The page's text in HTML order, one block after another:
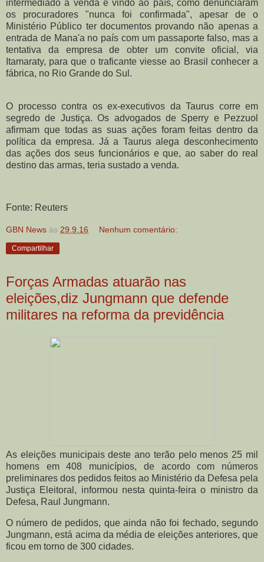
intermediado a venda e vindo ao país, como denunciaram
os procuradores "nunca foi confirmada", apesar de o
Ministério Público ter documentos provando não apenas a
entrada de Mana'a no país com um passaporte falso, mas a
tentativa da empresa de obter um convite oficial, via
Itamaraty, para que o traficante viesse ao Brasil conhecer a
fábrica, no Rio Grande do Sul.
O processo contra os ex-executivos da Taurus corre em
segredo de Justiça. Os advogados de Sperry e Pezzuol
afirmam que todas as suas ações foram feitas dentro da
política da empresa. Já a Taurus alega desconhecimento
das ações dos seus funcionários e que, ao saber do real
destino das armas, teria sustado a venda.
Fonte: Reuters
GBN News às 29.9.16 Nenhum comentário:
Compartilhar
Forças Armadas atuarão nas
eleições,diz Jungmann que defende
militares na reforma da previdência
As eleições municipais deste ano terão pelo menos 25 mil
homens em 408 municípios, de acordo com números
preliminares dos pedidos feitos ao Ministério da Defesa pela
Justiça Eleitoral, informou nesta quinta-feira o ministro da
Defesa, Raul Jungmann.
O número de pedidos, que ainda não foi fechado, segundo
Jungmann, está acima da média de eleições anteriores, que
ficou em torno de 300 cidades.